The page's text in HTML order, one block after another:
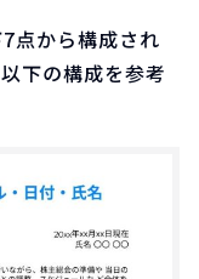
点から構成され
下の構成を参考